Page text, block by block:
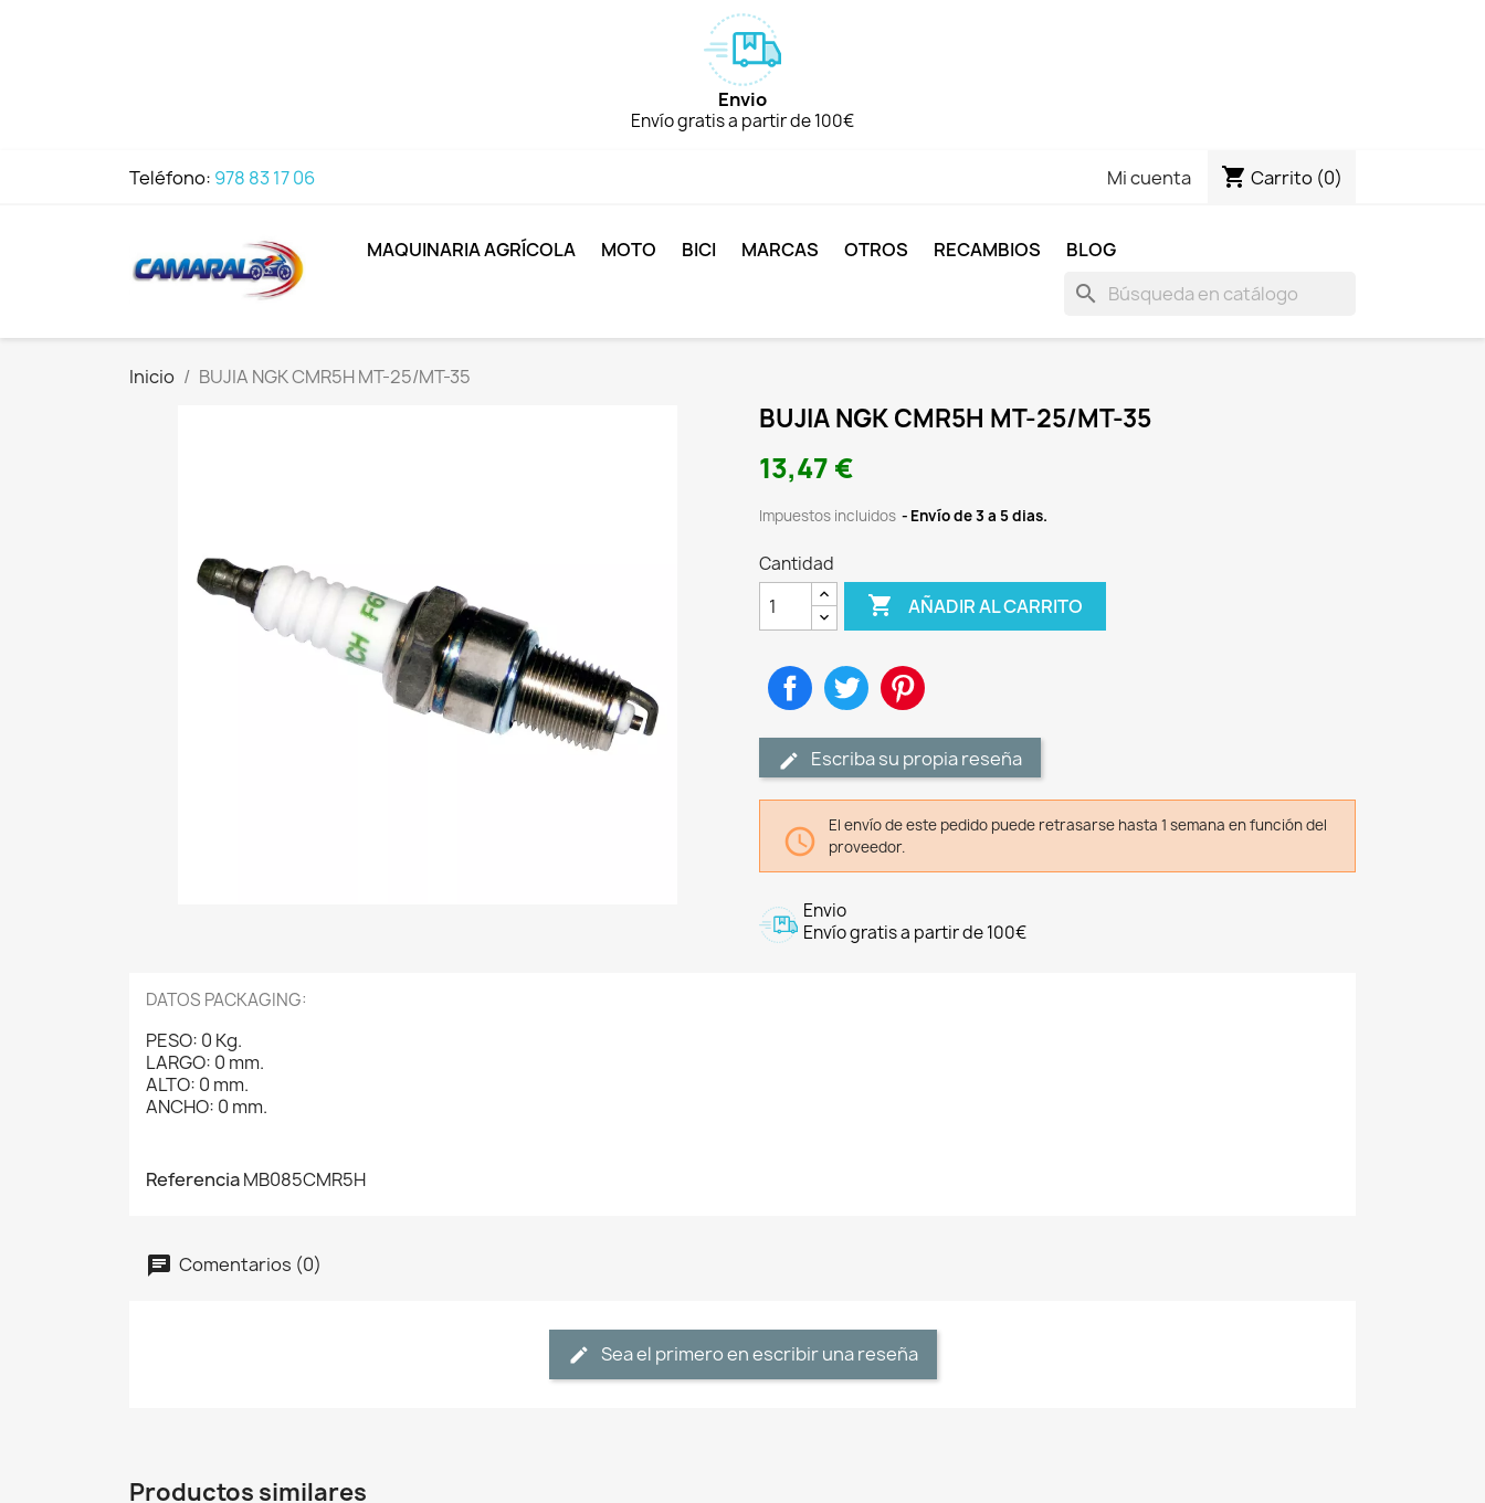
Envio
Envío gratis a partir de 100€
Teléfono: 978 83 17 06 Mi cuenta shopping_cart Carrito (0)
MAQUINARIA AGRÍCOLA MOTO BICI MARCAS OTROS RECAMBIOS BLOG
search
Inicio BUJIA NGK CMR5H MT-25/MT-35
BUJIA NGK CMR5H MT-25/MT-35
13,47 €
Impuestos incluidos Envío de 3 a 5 dias.
Cantidad
 AÑADIR AL CARRITO
CompartirTuitear
Escriba su propia reseña

El envío de este pedido puede retrasarse hasta 1 semana en función del
proveedor.
Envio
Envío gratis a partir de 100€
DATOS PACKAGING:
PESO: 0 Kg.
LARGO: 0 mm.
ALTO: 0 mm.
ANCHO: 0 mm.
ReferenciaMB085CMR5H
Comentarios (0)
Sea el primero en escribir una reseña
Productos similares